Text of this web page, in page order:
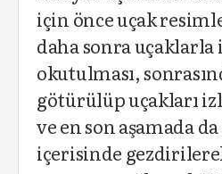
için önce uçak
daha sonra
okutulması,
götürülüp uçakları
ve en son aşamada
içerisinde